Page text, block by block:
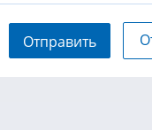
Отправить